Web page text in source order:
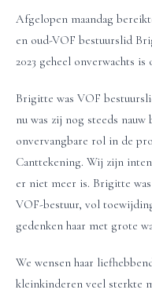
Afgelopen maandag
en oud-VOF bestuurslid
2023 geheel onverwachts
Brigitte was VOF
nu was zij nog steeds
onvervangbare rol in de
Canttekening. Wij zijn
er niet meer is. Brigitte
VOF-bestuur, vol
gedenken haar met grote
We wensen haar
kleinkinderen veel sterkte